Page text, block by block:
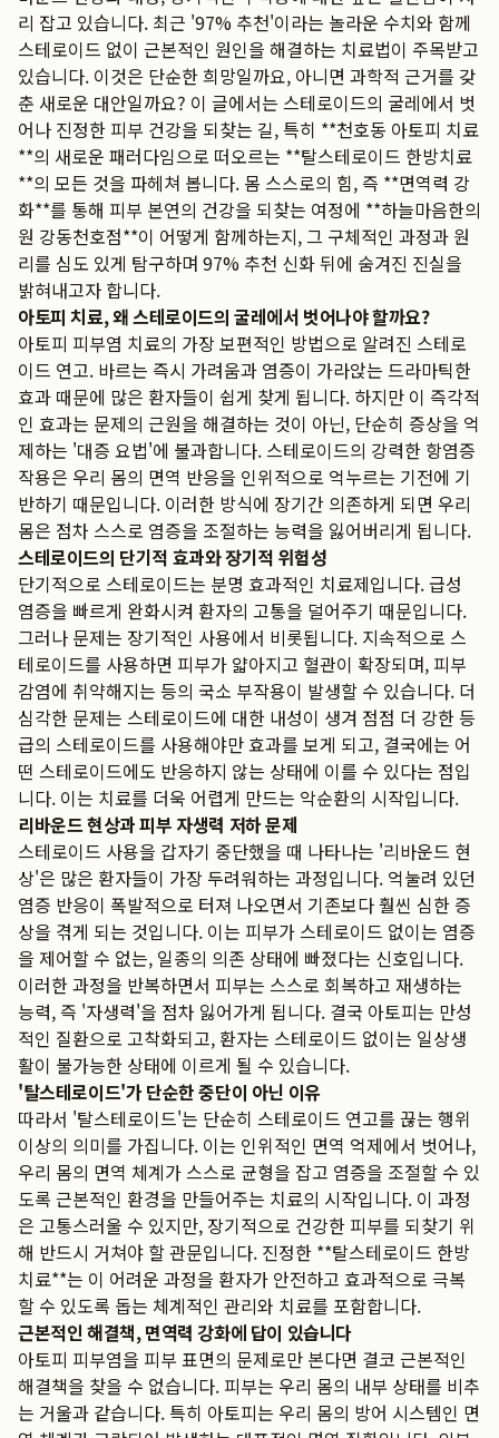
리 잡고 있습니다. 최근 '97% 추천'이라는 놀라운 수치와 함께
스테로이드 없이 근본적인 원인을 해결하는 치료법이 주목받고
있습니다. 이것은 단순한 희망일까요, 아니면 과학적 근거를 갖
춘 새로운 대안일까요? 이 글에서는 스테로이드의 굴레에서 벗
어나 진정한 피부 건강을 되찾는 길, 특히 **천호동 아토피 치료
**의 새로운 패러다임으로 떠오르는 **탈스테로이드 한방치료
**의 모든 것을 파헤쳐 봅니다. 몸 스스로의 힘, 즉 **면역력 강
화**를 통해 피부 본연의 건강을 되찾는 여정에 **하늘마음한의
원 강동천호점**이 어떻게 함께하는지, 그 구체적인 과정과 원
리를 심도 있게 탐구하며 97% 추천 신화 뒤에 숨겨진 진실을
밝혀내고자 합니다.
아토피 치료, 왜 스테로이드의 굴레에서 벗어나야 할까요?
아토피 피부염 치료의 가장 보편적인 방법으로 알려진 스테로
이드 연고. 바르는 즉시 가려움과 염증이 가라앉는 드라마틱한
효과 때문에 많은 환자들이 쉽게 찾게 됩니다. 하지만 이 즉각적
인 효과는 문제의 근원을 해결하는 것이 아닌, 단순히 증상을 억
제하는 '대증 요법'에 불과합니다. 스테로이드의 강력한 항염증
작용은 우리 몸의 면역 반응을 인위적으로 억누르는 기전에 기
반하기 때문입니다. 이러한 방식에 장기간 의존하게 되면 우리
몸은 점차 스스로 염증을 조절하는 능력을 잃어버리게 됩니다.
스테로이드의 단기적 효과와 장기적 위험성
단기적으로 스테로이드는 분명 효과적인 치료제입니다. 급성
염증을 빠르게 완화시켜 환자의 고통을 덜어주기 때문입니다.
그러나 문제는 장기적인 사용에서 비롯됩니다. 지속적으로 스
테로이드를 사용하면 피부가 얇아지고 혈관이 확장되며, 피부
감염에 취약해지는 등의 국소 부작용이 발생할 수 있습니다. 더
심각한 문제는 스테로이드에 대한 내성이 생겨 점점 더 강한 등
급의 스테로이드를 사용해야만 효과를 보게 되고, 결국에는 어
떤 스테로이드에도 반응하지 않는 상태에 이를 수 있다는 점입
니다. 이는 치료를 더욱 어렵게 만드는 악순환의 시작입니다.
리바운드 현상과 피부 자생력 저하 문제
스테로이드 사용을 갑자기 중단했을 때 나타나는 '리바운드 현
상'은 많은 환자들이 가장 두려워하는 과정입니다. 억눌려 있던
염증 반응이 폭발적으로 터져 나오면서 기존보다 훨씬 심한 증
상을 겪게 되는 것입니다. 이는 피부가 스테로이드 없이는 염증
을 제어할 수 없는, 일종의 의존 상태에 빠졌다는 신호입니다.
이러한 과정을 반복하면서 피부는 스스로 회복하고 재생하는
능력, 즉 '자생력'을 점차 잃어가게 됩니다. 결국 아토피는 만성
적인 질환으로 고착화되고, 환자는 스테로이드 없이는 일상생
활이 불가능한 상태에 이르게 될 수 있습니다.
'탈스테로이드'가 단순한 중단이 아닌 이유
따라서 '탈스테로이드'는 단순히 스테로이드 연고를 끊는 행위
이상의 의미를 가집니다. 이는 인위적인 면역 억제에서 벗어나,
우리 몸의 면역 체계가 스스로 균형을 잡고 염증을 조절할 수 있
도록 근본적인 환경을 만들어주는 치료의 시작입니다. 이 과정
은 고통스러울 수 있지만, 장기적으로 건강한 피부를 되찾기 위
해 반드시 거쳐야 할 관문입니다. 진정한 **탈스테로이드 한방
치료**는 이 어려운 과정을 환자가 안전하고 효과적으로 극복
할 수 있도록 돕는 체계적인 관리와 치료를 포함합니다.
근본적인 해결책, 면역력 강화에 답이 있습니다
아토피 피부염을 피부 표면의 문제로만 본다면 결코 근본적인
해결책을 찾을 수 없습니다. 피부는 우리 몸의 내부 상태를 비추
는 거울과 같습니다. 특히 아토피는 우리 몸의 방어 시스템인 면